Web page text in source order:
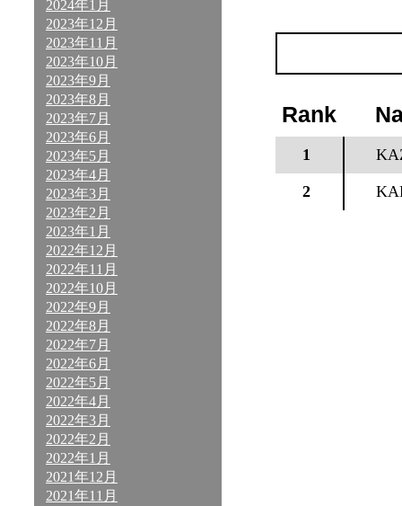
2024年1月
2023年12月
2023年11月
2023年10月
2023年9月
2023年8月
2023年7月
2023年6月
2023年5月
2023年4月
2023年3月
2023年2月
2023年1月
2022年12月
2022年11月
2022年10月
2022年9月
2022年8月
2022年7月
2022年6月
2022年5月
2022年4月
2022年3月
2022年2月
2022年1月
2021年12月
2021年11月
Rank
1
2